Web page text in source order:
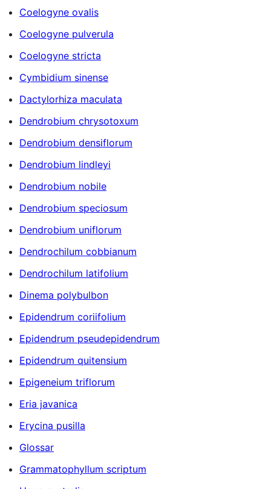
Coelogyne ovalis
Coelogyne pulverula
Coelogyne stricta
Cymbidium sinense
Dactylorhiza maculata
Dendrobium chrysotoxum
Dendrobium densiflorum
Dendrobium lindleyi
Dendrobium nobile
Dendrobium speciosum
Dendrobium uniflorum
Dendrochilum cobbianum
Dendrochilum latifolium
Dinema polybulbon
Epidendrum coriifolium
Epidendrum pseudepidendrum
Epidendrum quitensium
Epigeneium triflorum
Eria javanica
Erycina pusilla
Glossar
Grammatophyllum scriptum